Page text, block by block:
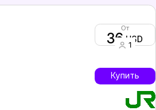
От
36 USD
1
Купить